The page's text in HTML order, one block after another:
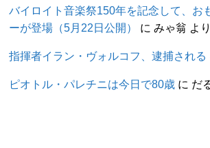
バイロイト音楽祭150年を記念して、お
ーが登場（5月22日公開）
にみゃ翁 より
指揮者イラン・ヴォルコフ、逮捕される
ピオトル・パレチニは今日で80歳 に だ